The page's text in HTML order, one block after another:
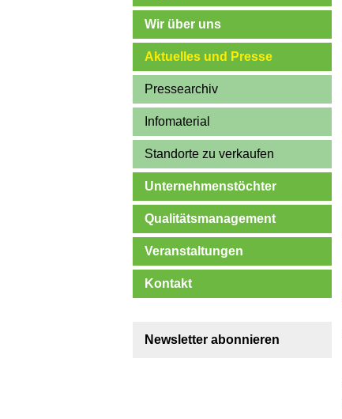
Wir über uns
Aktuelles und Presse
Pressearchiv
Infomaterial
Standorte zu verkaufen
Unternehmenstöchter
Qualitätsmanagement
Veranstaltungen
Kontakt
Newsletter abonnieren